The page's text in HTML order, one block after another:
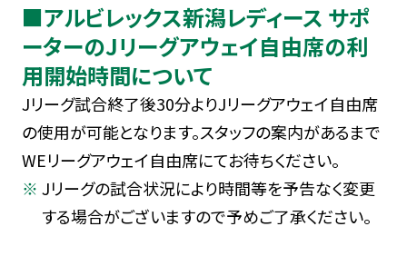
■アルビレックス新潟レディース サポ
ーターのJリーグアウェイ自由席の利
用開始時間について
Jリーグ試合終了後30分よりJリーグアウェイ自由席
の使用が可能となります。スタッフの案内があるまで
WEリーグアウェイ自由席にてお待ちください。
Jリーグの試合状況により時間等を予告なく変更
する場合がございますので予めご了承ください。